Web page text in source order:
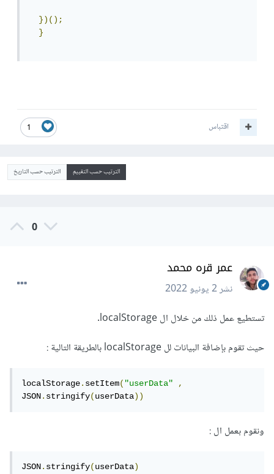
})();
}
1 اقتباس
الترتيب حسب التقييم الترتيب حسب التاريخ
0
عمر قره محمد
نشر2 يونيو 2022
تستطيع عمل ذلك من خلال ال localStorage.
حيث تقوم بإضافة البيانات لل localStorage بالطريقة التالية :
localStorage.setItem("userData"
,
JSON.stringify(userData))
ونقوم بعمل ال :
JSON.stringify(userData)